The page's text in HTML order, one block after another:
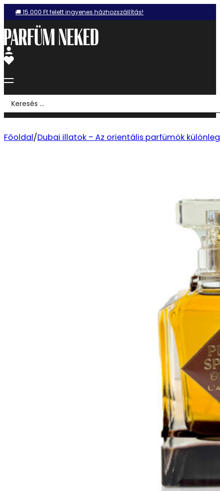
🚚 15.000 Ft felett ingyenes házhozszállítás!
Search
...
Főoldal/Dubai illatok – Az orientális parfümök